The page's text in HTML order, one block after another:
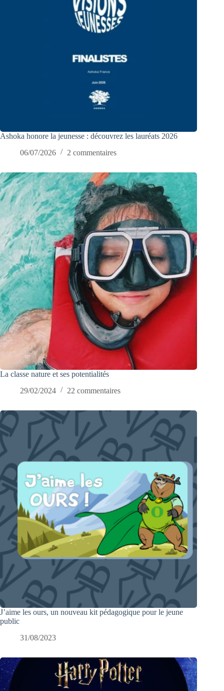
Ashoka honore la jeunesse : découvrez les lauréats 2026
06/07/2026
2 commentaires
La classe nature et ses potentialités
29/02/2024
22 commentaires
J’aime les ours, un nouveau kit pédagogique pour le jeune
public
31/08/2023